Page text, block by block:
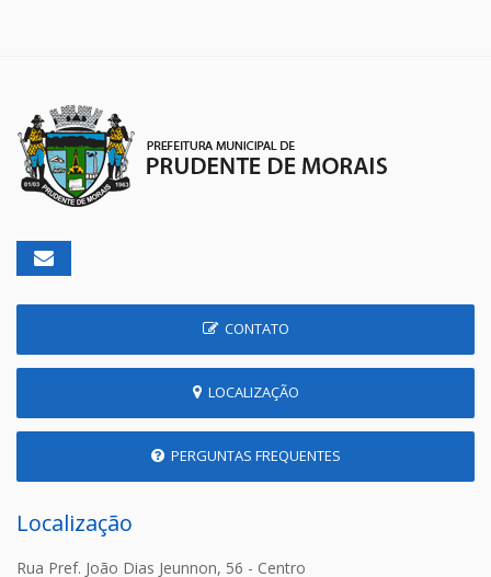
CONTATO
LOCALIZAÇÃO
PERGUNTAS FREQUENTES
Localização
Rua Pref. João Dias Jeunnon, 56 - Centro